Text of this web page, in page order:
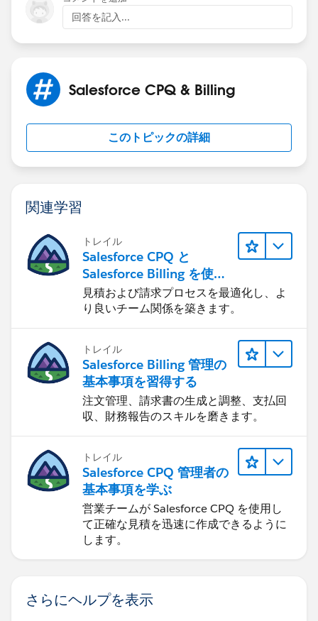
回答を記入...
Salesforce CPQ & Billing
このトピックの詳細
関連学習
トレイル
Salesforce CPQ と
Salesforce Billing を使用
したリード-to-キャッシュ
見積および請求プロセスを最適化し、よ
り良いチーム関係を築きます。
トレイル
Salesforce Billing 管理の
基本事項を習得する
注文管理、請求書の生成と調整、支払回
収、財務報告のスキルを磨きます。
トレイル
Salesforce CPQ 管理者の
基本事項を学ぶ
営業チームが Salesforce CPQ を使用し
て正確な見積を迅速に作成できるように
します。
さらにヘルプを表示